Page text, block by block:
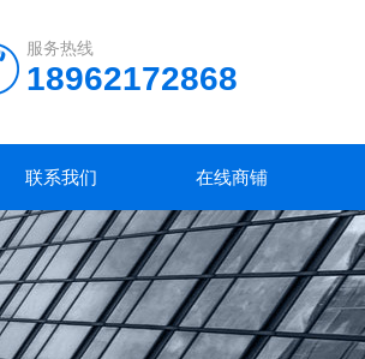
服务热线
18962172868
联系我们 在线商铺